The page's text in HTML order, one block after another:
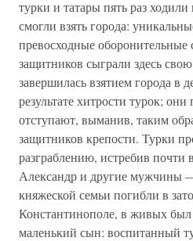
турки и татары пять раз
смогли взять города:
превосходные
защитников сыграли здесь
завершилась взятием города в
результате хитрости турок;
отступают, выманив, таким
защитников крепости. Турки
разграблению, истребив почти
Александр и другие мужчины
княжеской семьи погибли в
Константинополе, в живых был
маленький сын: воспитанный